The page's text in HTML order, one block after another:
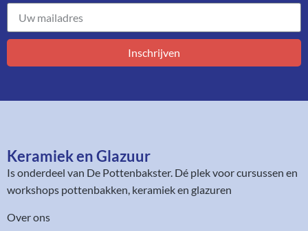
Inschrijven
Keramiek en Glazuur​
Is onderdeel van De Pottenbakster. Dé plek voor cursussen en
workshops pottenbakken, keramiek en glazuren
Over ons